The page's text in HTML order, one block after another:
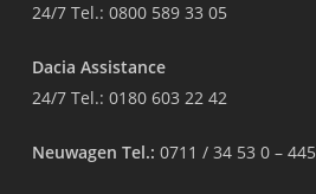
24/7 Tel.: 0800 589 33 05
Dacia Assistance
24/7 Tel.: 0180 603 22 42
Neuwagen Tel.: 0711 / 34 53 0 – 445